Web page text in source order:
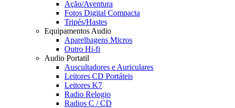
Ação/Aventura
Fotos Digital Compacta
Tripés/Hastes
Equipamentos Audio
Aparelhagens Micros
Outro Hi-fi
Audio Portatil
Auscultadores e Auriculares
Leitores CD Portáteis
Leitores K7
Radio Relogio
Radios C / CD